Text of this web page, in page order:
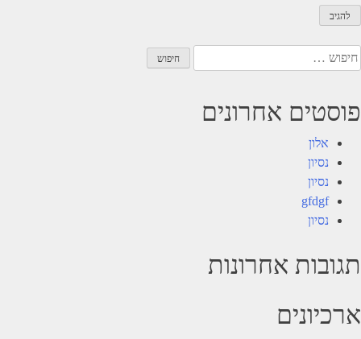
חיפוש:
פוסטים אחרונים
אלון
נסיון
נסיון
gfdgf
נסיון
תגובות אחרונות
ארכיונים